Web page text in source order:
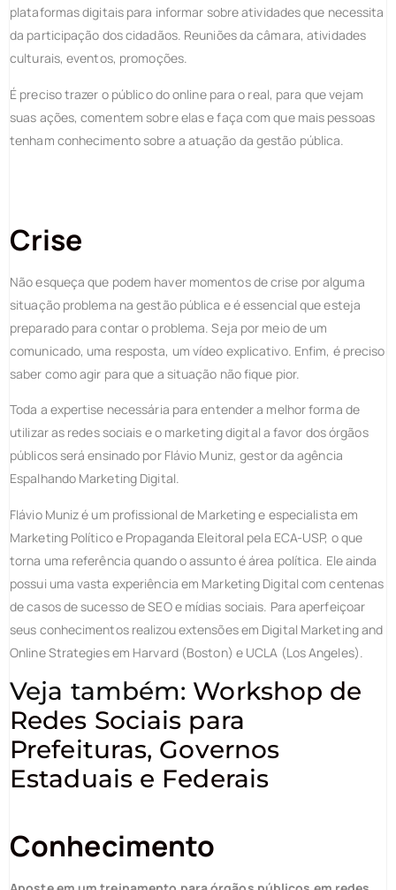
plataformas digitais para informar sobre atividades que necessita
da participação dos cidadãos. Reuniões da câmara, atividades
culturais, eventos, promoções.
É preciso trazer o público do online para o real, para que vejam
suas ações, comentem sobre elas e faça com que mais pessoas
tenham conhecimento sobre a atuação da gestão pública.
Crise
Não esqueça que podem haver momentos de crise por alguma
situação problema na gestão pública e é essencial que esteja
preparado para contar o problema. Seja por meio de um
comunicado, uma resposta, um vídeo explicativo. Enfim, é preciso
saber como agir para que a situação não fique pior.
Toda a expertise necessária para entender a melhor forma de
utilizar as redes sociais e o marketing digital a favor dos órgãos
públicos será ensinado por Flávio Muniz, gestor da agência
Espalhando Marketing Digital.
Flávio Muniz é um profissional de Marketing e especialista em
Marketing Político e Propaganda Eleitoral pela ECA-USP, o que
torna uma referência quando o assunto é área política. Ele ainda
possui uma vasta experiência em Marketing Digital com centenas
de casos de sucesso de SEO e mídias sociais. Para aperfeiçoar
seus conhecimentos realizou extensões em Digital Marketing and
Online Strategies em Harvard (Boston) e UCLA (Los Angeles).
Veja também: Workshop de
Redes Sociais para
Prefeituras, Governos
Estaduais e Federais
Conhecimento